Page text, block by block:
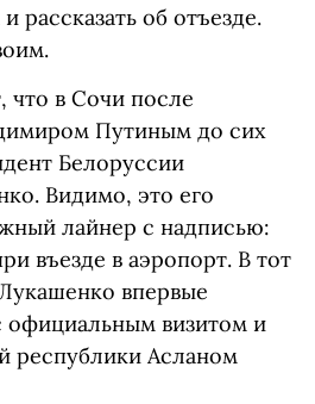
рассказать об отъезде.
что в Сочи после
Путиным до сих
Белоруссии
Видимо, это его
лайнер с надписью:
въезде в аэропорт. В тот
впервые
официальным визитом и
республики Асланом